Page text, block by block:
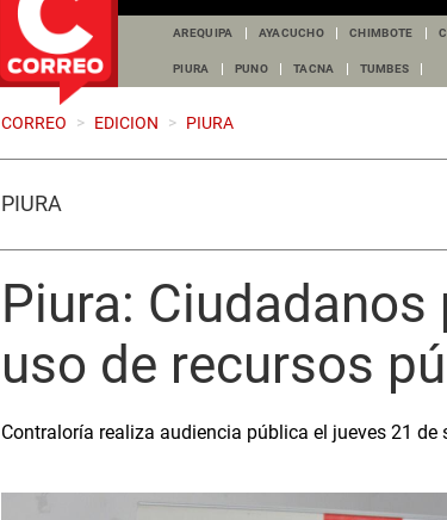
AREQUIPA AYACUCHO CHIMBOTE
PIURA PUNO TACNA TUMBES
CORREO > EDICION > PIURA
PIURA
Piura:
uso de recursos
Contraloría realiza audiencia pública el jueves 21 de